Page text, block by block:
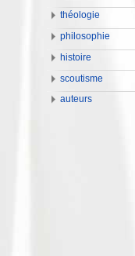
théologie
philosophie
histoire
scoutisme
auteurs